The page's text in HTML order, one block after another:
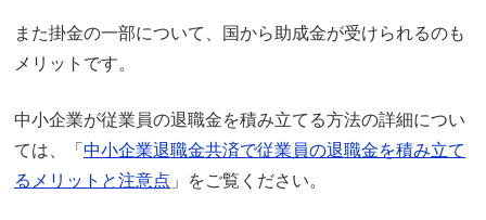
また掛金の一部について、国から助成金が受けられるのも
メリットです。
中小企業が従業員の退職金を積み立てる方法の詳細につい
ては、「 中小企業退職金共済で従業員の退職金を積み立て
るメリットと注意点 」をご覧ください。